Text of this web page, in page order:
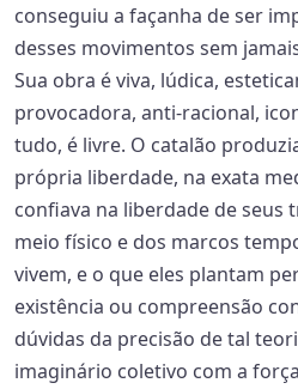
conseguiu a façanha de ser
desses movimentos sem
Sua obra é viva, lúdica,
provocadora, anti-racional,
tudo, é livre. O catalão
própria liberdade, na exata
confiava na liberdade de seus
meio físico e dos marcos
vivem, e o que eles plantam
existência ou compreensão
dúvidas da precisão de tal
imaginário coletivo com a